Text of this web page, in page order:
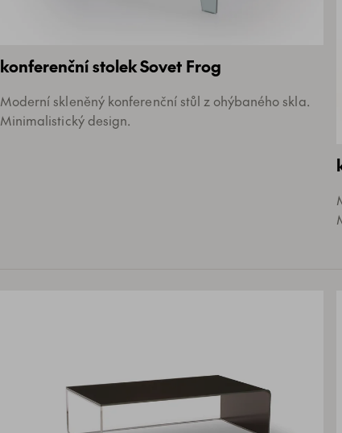
konferenční stolek Sovet Frog
Moderní skleněný konferenční stůl z ohýbaného skla.
Minimalistický design.